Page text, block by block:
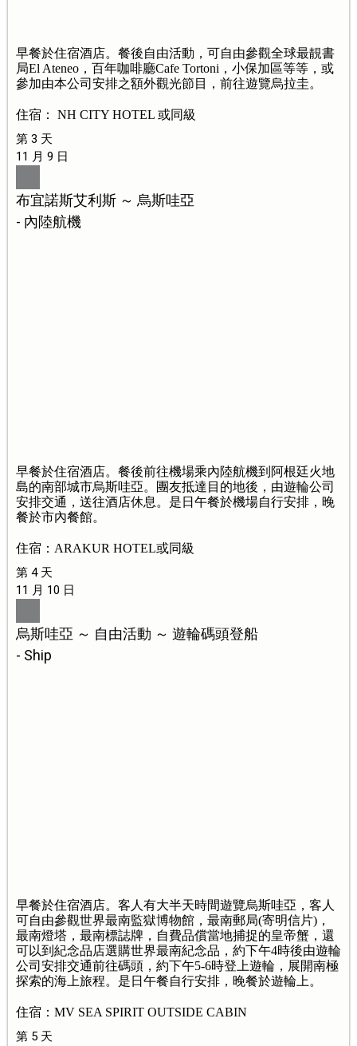
早餐於住宿酒店。餐後自由活動，可自由參觀全球最靚書
局El Ateneo，百年咖啡廳Cafe Tortoni，小保加區等等，或
參加由本公司安排之額外觀光節目，前往遊覽烏拉圭。
住宿： NH CITY HOTEL 或同級
第 3 天
11 月 9 日
布宜諾斯艾利斯 ～ 烏斯哇亞
- 內陸航機
早餐於住宿酒店。餐後前往機場乘內陸航機到阿根廷火地
島的南部城市烏斯哇亞。團友抵達目的地後，由遊輪公司
安排交通，送往酒店休息。是日午餐於機場自行安排，晚
餐於市內餐館。
住宿：ARAKUR HOTEL或同級
第 4 天
11 月 10 日
烏斯哇亞 ～ 自由活動 ～ 遊輪碼頭登船
- Ship
早餐於住宿酒店。客人有大半天時間遊覽烏斯哇亞，客人
可自由參觀世界最南監獄博物館，最南郵局(寄明信片)，
最南燈塔，最南標誌牌，自費品償當地捕捉的皇帝蟹，還
可以到紀念品店選購世界最南紀念品，約下午4時後由遊輪
公司安排交通前往碼頭，約下午5-6時登上遊輪，展開南極
探索的海上旅程。是日午餐自行安排，晚餐於遊輪上。
住宿：MV SEA SPIRIT OUTSIDE CABIN
第 5 天